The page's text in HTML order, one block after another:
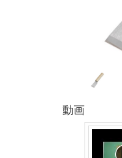
動画